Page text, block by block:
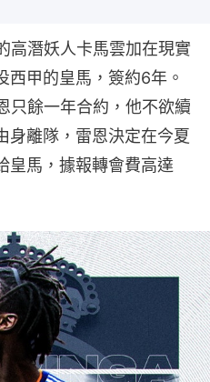
高潛妖人卡馬雲加在現實
西甲的皇馬，簽約6年。
只餘一年合約，他不欲續
身離隊，雷恩決定在今夏
皇馬，據報轉會費高達